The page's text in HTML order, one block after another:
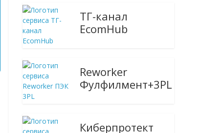
ТГ-канал
EcomHub
Reworker
Фулфилмент+3PL
Киберпротект